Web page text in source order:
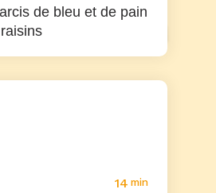
de bleu et de pain
14 min